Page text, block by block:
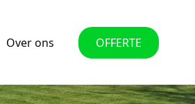
Over ons OFFERTE